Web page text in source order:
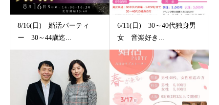
8/16(日) 婚活パーティ
ー 30～44歳迄...
6/11(日) 30～40代独身男
女 音楽好き...